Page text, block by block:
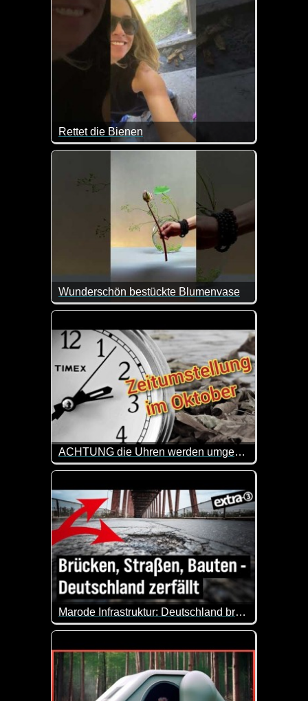
Rettet die Bienen
Diese Dame ist wirklich mutig und
Wunderschön bestückte Blumenvase
Wenn das nicht wunderschön aussieht. Alle
ACHTUNG die Uhren werden umgestellt - Zeitumstellung auf die Winterzeit im Oktober 2023
Heute Nacht werden mal wieder die Uhren auf
Marode Infrastruktur: Deutschland bröckelt - extra 3
Deutschlands Infrastruktur steht vor einem